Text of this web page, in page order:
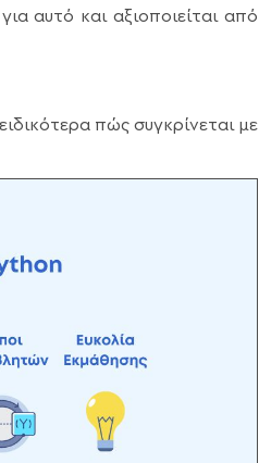
αυτό και αξιοποιείται από
πώς συγκρίνεται με